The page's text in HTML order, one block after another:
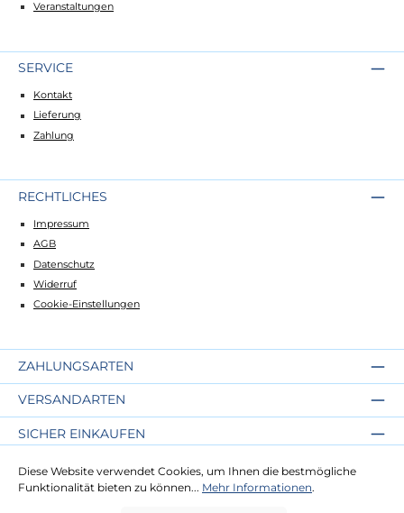
Veranstaltungen
SERVICE
Kontakt
Lieferung
Zahlung
RECHTLICHES
Impressum
AGB
Datenschutz
Widerruf
Cookie-Einstellungen
ZAHLUNGSARTEN
VERSANDARTEN
SICHER EINKAUFEN
ÜBER UNS
Diese Website verwendet Cookies, um Ihnen die bestmögliche
Funktionalität bieten zu können... Mehr Informationen.